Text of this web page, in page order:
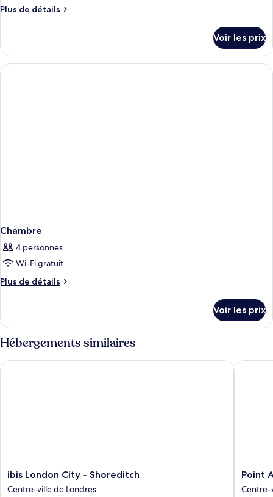
Plus de détails
Plus
le
type
de
Voir les prix
Chambre
4 personnes
Wi-Fi gratuit
Plus de détails
Plus
le
type
de
chambre
Chambre
Voir les prix
Hébergements similaires
ibis
London
ibis London City - Shoreditch
Centre-ville de Londres
ibis London City - Shoreditch
Point
A
Point
Centre-
Point A